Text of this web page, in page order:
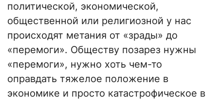
политической, экономической,
общественной или религиозной у нас
происходят метания от «зрады» до
«перемоги». Обществу позарез нужны
«перемоги», нужно хоть чем-то
оправдать тяжелое положение в
экономике и просто катастрофическое в